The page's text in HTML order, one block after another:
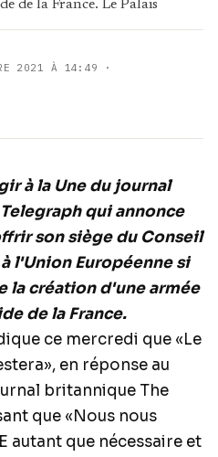
de la France. Le Palais
2021 À 14:49 ·
à la Une du journal
qui annonce
son siège du Conseil
l'Union Européenne si
la création d'une armée
de la France.
ce mercredi que «Le
en réponse au
britannique The
que «Nous nous
autant que nécessaire et